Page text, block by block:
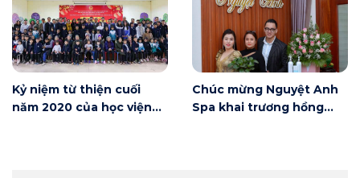
Kỷ niệm từ thiện cuối
năm 2020 của học viện
Chúc mừng Nguyệt Anh
Spa khai trương hồng